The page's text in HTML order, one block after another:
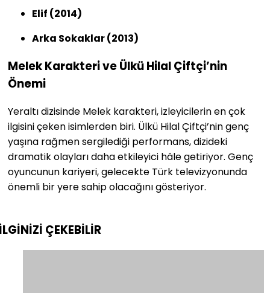
Elif (2014)
Arka Sokaklar (2013)
Melek Karakteri ve Ülkü Hilal Çiftçi’nin
Önemi
Yeraltı dizisinde Melek karakteri, izleyicilerin en çok
ilgisini çeken isimlerden biri. Ülkü Hilal Çiftçi’nin genç
yaşına rağmen sergilediği performans, dizideki
dramatik olayları daha etkileyici hâle getiriyor. Genç
oyuncunun kariyeri, gelecekte Türk televizyonunda
önemli bir yere sahip olacağını gösteriyor.
ÇEKEBİLİR